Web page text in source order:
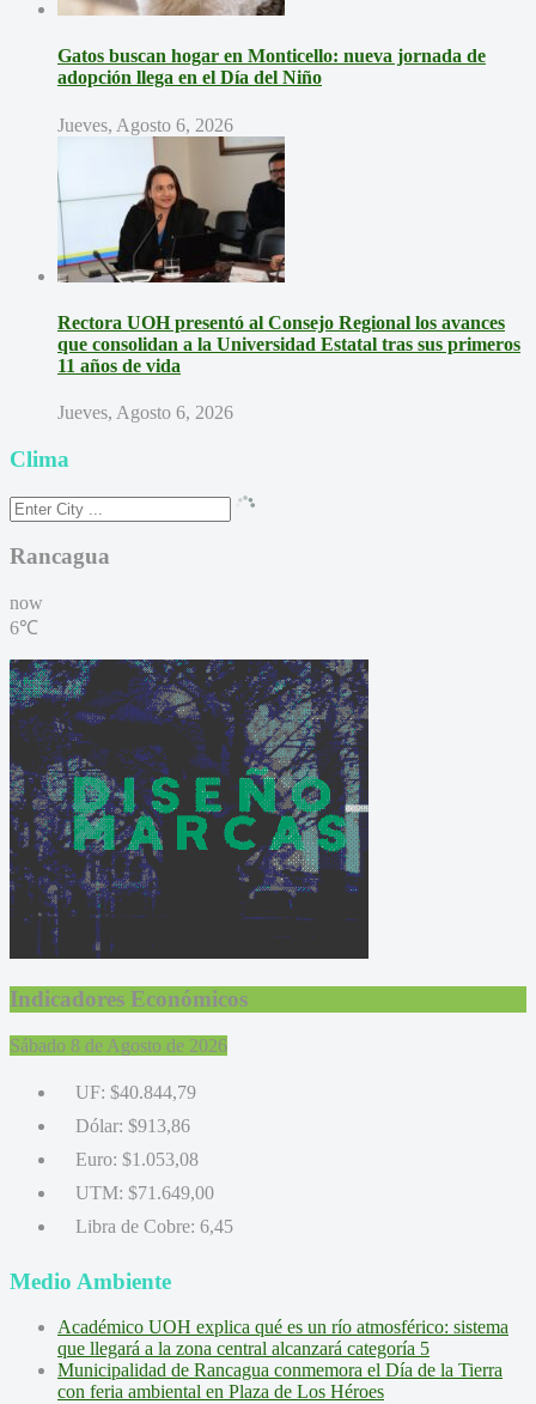
Gatos buscan hogar en Monticello: nueva jornada de
adopción llega en el Día del Niño
Jueves, Agosto 6, 2026
Rectora UOH presentó al Consejo Regional los avances
que consolidan a la Universidad Estatal tras sus primeros
11 años de vida
Jueves, Agosto 6, 2026
Clima
Rancagua
now
6℃
Indicadores Económicos
Sábado 8 de Agosto de 2026
UF: $40.844,79
Dólar: $913,86
Euro: $1.053,08
UTM: $71.649,00
Libra de Cobre: 6,45
Medio Ambiente
Académico UOH explica qué es un río atmosférico: sistema
que llegará a la zona central alcanzará categoría 5
Municipalidad de Rancagua conmemora el Día de la Tierra
con feria ambiental en Plaza de Los Héroes